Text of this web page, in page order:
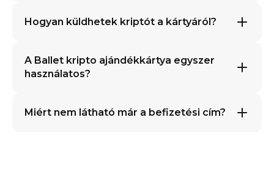
Hogyan küldhetek kriptót a kártyáról?
A Ballet kripto ajándékkártya egyszer
használatos?
Miért nem látható már a befizetési cím?